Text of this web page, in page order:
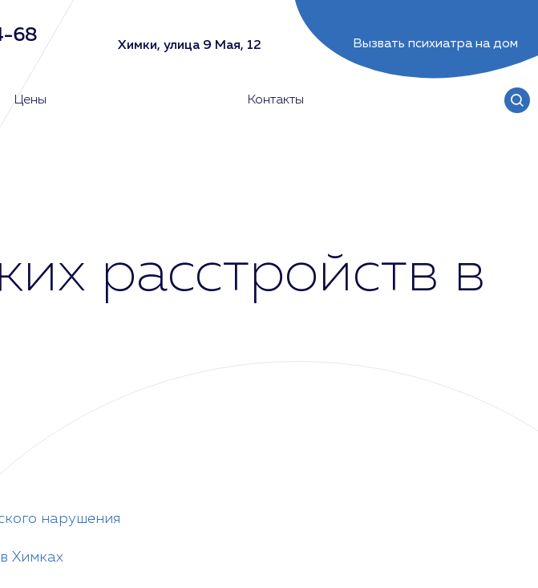
68
Химки, улица 9 Мая, 12 Вызвать психиатра на дом
Цены Контакты
расстройств в
нарушения
Химках